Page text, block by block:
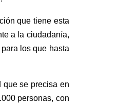
que tiene esta
a la ciudadanía,
los que hasta
que se precisa en
personas, con